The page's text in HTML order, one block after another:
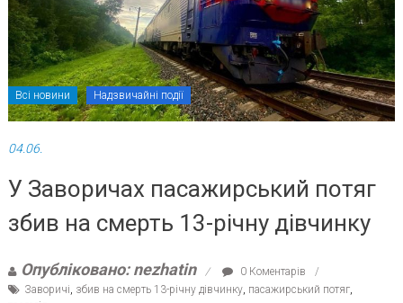
Всі новини Надзвичайні події
04.06.
У Заворичах пасажирський потяг
збив на смерть 13-річну дівчинку
Опубліковано: nezhatin
0 Коментарів
Заворичі, збив на смерть 13-річну дівчинку, пасажирський потяг,